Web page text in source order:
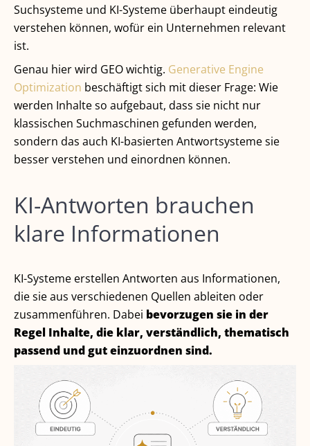
Suchsysteme und KI-Systeme überhaupt eindeutig
verstehen können, wofür ein Unternehmen relevant
ist.
Genau hier wird GEO wichtig. Generative Engine
Optimization beschäftigt sich mit dieser Frage: Wie
werden Inhalte so aufgebaut, dass sie nicht nur
klassischen Suchmaschinen gefunden werden,
sondern das auch KI-basierten Antwortsysteme sie
besser verstehen und einordnen können.
KI-Antworten brauchen
klare Informationen
KI-Systeme erstellen Antworten aus Informationen,
die sie aus verschiedenen Quellen ableiten oder
zusammenführen. Dabei bevorzugen sie in der
Regel Inhalte, die klar, verständlich, thematisch
passend und gut einzuordnen sind.